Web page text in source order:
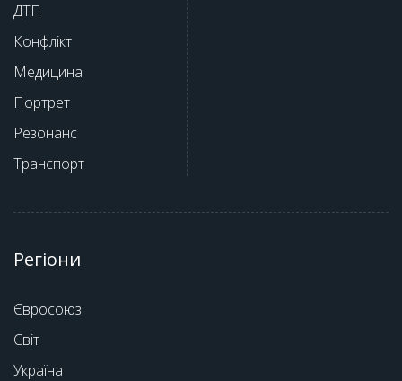
ДТП
Конфлікт
Медицина
Портрет
Резонанс
Транспорт
Регіони
Євросоюз
Світ
Україна